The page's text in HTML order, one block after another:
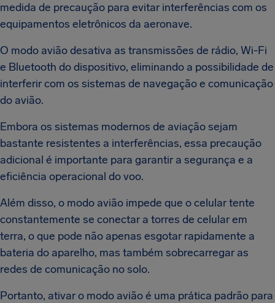
medida de precaução para evitar interferências com os
equipamentos eletrônicos da aeronave.
O modo avião desativa as transmissões de rádio, Wi-Fi
e Bluetooth do dispositivo, eliminando a possibilidade de
interferir com os sistemas de navegação e comunicação
do avião.
Embora os sistemas modernos de aviação sejam
bastante resistentes a interferências, essa precaução
adicional é importante para garantir a segurança e a
eficiência operacional do voo.
Além disso, o modo avião impede que o celular tente
constantemente se conectar a torres de celular em
terra, o que pode não apenas esgotar rapidamente a
bateria do aparelho, mas também sobrecarregar as
redes de comunicação no solo.
Portanto, ativar o modo avião é uma prática padrão para